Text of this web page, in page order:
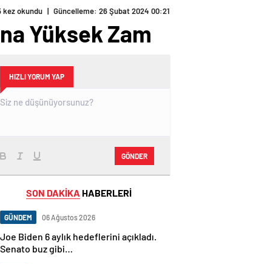
kez okundu | Güncelleme: 26 Şubat 2024 00:21
Yüksek Zam
HIZLI YORUM YAP
GÖNDER
SON DAKİKA HABERLERİ
GÜNDEM 06 Ağustos 2026
Joe Biden 6 aylık hedeflerini açıkladı.
Senato buz gibi…